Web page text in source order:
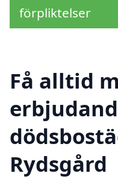
förpliktelser
Få alltid
Rydsgård